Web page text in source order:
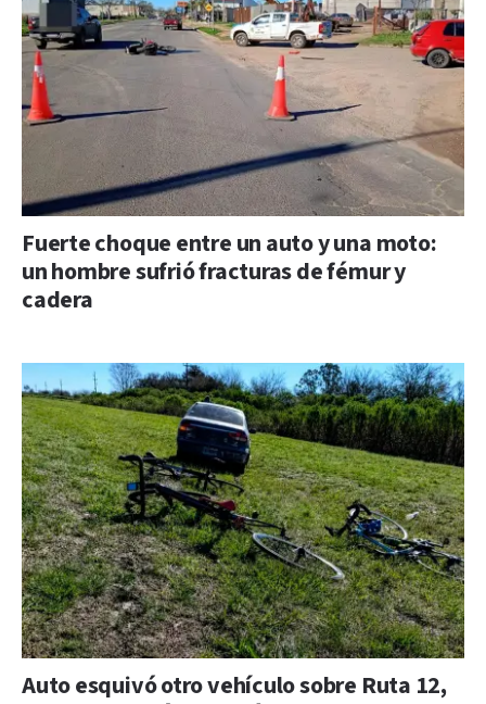
Fuerte choque entre un auto y una moto:
un hombre sufrió fracturas de fémur y
cadera
Auto esquivó otro vehículo sobre Ruta 12,